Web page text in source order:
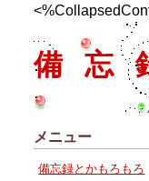
備忘
メニュー
備忘録とかもろもろ